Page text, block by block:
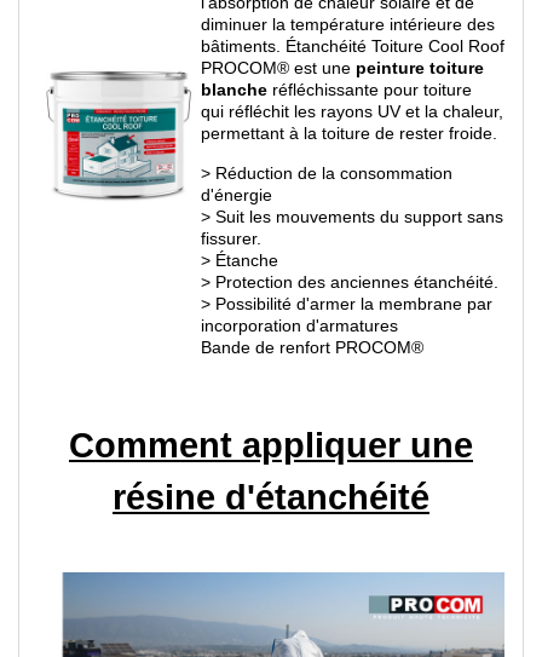
diminuer la température intérieure des
bâtiments. Étanchéité Toiture Cool Roof
PROCOM® est une peinture toiture
blanche réfléchissante pour toiture
qui réfléchit les rayons UV et la chaleur,
permettant à la toiture de rester froide.
> Réduction de la consommation
d'énergie
> Suit les mouvements du support sans
fissurer.
> Étanche
> Protection des anciennes étanchéité.
> Possibilité d'armer la membrane par
incorporation d'armatures
Bande de renfort PROCOM®
Comment appliquer une
résine d'étanchéité